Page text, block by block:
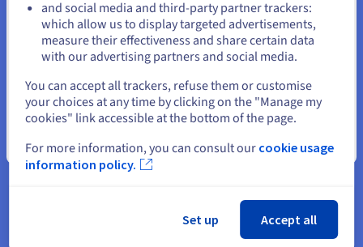
SmarterMail Enterprise software), providing end
users with a flexible email solution, with no
limitations in terms of space per user. This is
achieved by allocating resources at the domain
name, according to each user’s requirements, with
the ability to adjust this whenever required.
Touchstone’s ongoing success is a powerful
example of what can be achieved through the
technologies and hardware solutions.
Blijf op de huidige website
Sluiten
and social media and third-party partner trackers:
which allow us to display targeted advertisements,
measure their effectiveness and share certain data
with our advertising partners and social media.
You can accept all trackers, refuse them or customise
your choices at any time by clicking on the "Manage my
cookies" link accessible at the bottom of the page.
For more information, you can consult our cookie usage
information policy.
Set up Accept all